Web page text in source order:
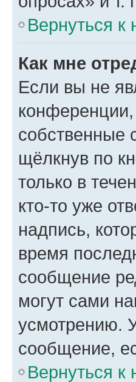
Вернуться к
Как мне
Если вы не
конференции,
собственные
щёлкнув по
только в
кто-то уже
надпись,
время
сообщение
могут сами
усмотрению.
сообщение,
Вернуться к